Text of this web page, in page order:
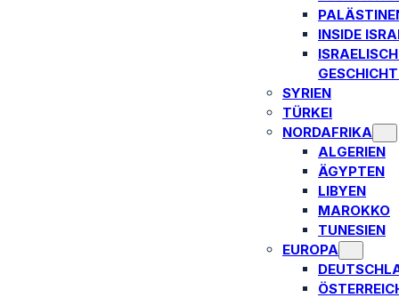
INSIDE
SYRIEN
TÜRKEI
NORDAFRIKA
ALGERIEN
ÄGYPTEN
LIBYEN
MAROKKO
TUNESIEN
EUROPA